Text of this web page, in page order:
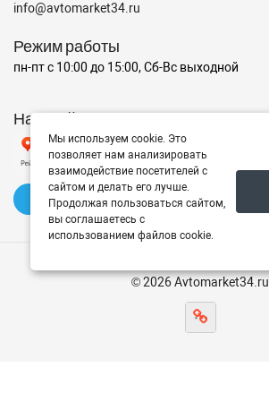
info@avtomarket34.ru
Режим работы
пн-пт с 10:00 до 15:00, Сб-Вс выходной
Наш рейтинг на Яндексе
✍️ Оставить отзыв
© 2026 Avtomarket34.ru
Мы используем cookie. Это
позволяет нам анализировать
взаимодействие посетителей с
сайтом и делать его лучше.
Продолжая пользоваться сайтом,
вы соглашаетесь с
использованием файлов cookie.